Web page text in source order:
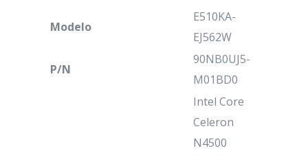
Modelo
E510KA-
EJ562W
P/N
90NB0UJ5-
M01BD0
Intel Core
Celeron
N4500